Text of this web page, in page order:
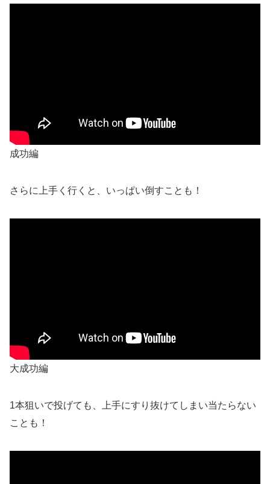
成功編
さらに上手く行くと、いっぱい倒すことも！
大成功編
1本狙いで投げても、上手にすり抜けてしまい当たらない
ことも！